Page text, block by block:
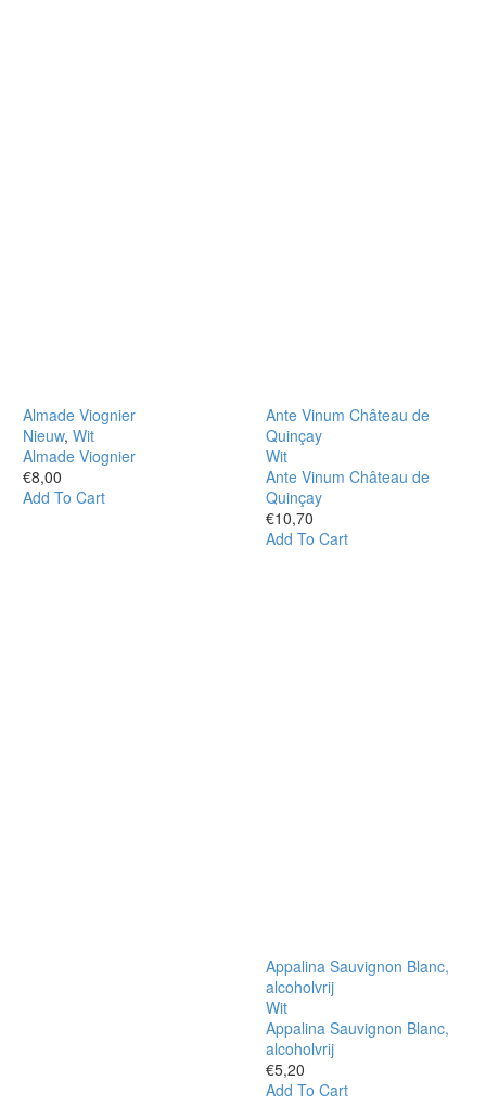
Almade Viognier
Nieuw, Wit
Almade Viognier
€8,00
Add To Cart
Ante Vinum Château de
Quinçay
Wit
Ante Vinum Château de
Quinçay
€10,70
Add To Cart
Appalina Sauvignon Blanc,
alcoholvrij
Wit
Appalina Sauvignon Blanc,
alcoholvrij
€5,20
Add To Cart